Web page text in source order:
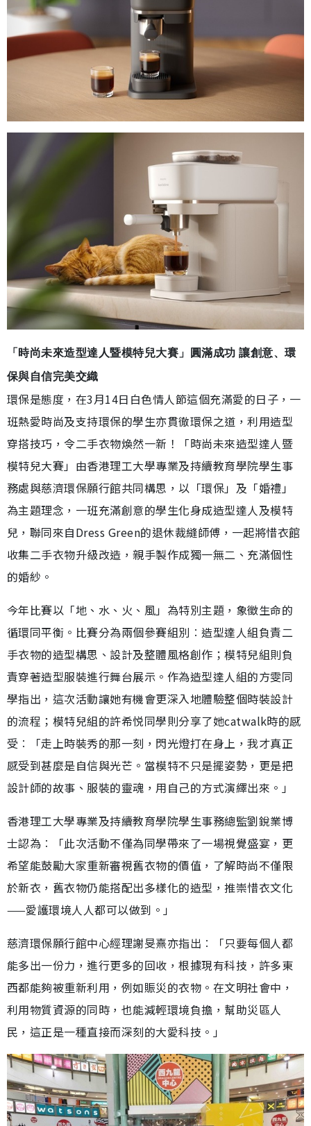
「時尚未來造型達人暨模特兒大賽」圓滿成功 讓創意、環
保與自信完美交織
環保是態度，在3月14日白色情人節這個充滿愛的日子，一
班熱愛時尚及支持環保的學生亦貫徹環保之道，利用造型
穿搭技巧，令二手衣物煥然一新！「時尚未來造型達人暨
模特兒大賽」由香港理工大學專業及持續教育學院學生事
務處與慈濟環保願行館共同構思，以「環保」及「婚禮」
為主題理念，一班充滿創意的學生化身成造型達人及模特
兒，聯同來自Dress Green的退休裁縫師傅，一起將惜衣館
收集二手衣物升級改造，親手製作成獨一無二、充滿個性
的婚紗。
今年比賽以「地、水、火、風」為特別主題，象徵生命的
循環同平衡。比賽分為兩個參賽組別︰造型達人組負責二
手衣物的造型構思、設計及整體風格創作；模特兒組則負
責穿著造型服裝進行舞台展示。作為造型達人組的方雯同
學指出，這次活動讓她有機會更深入地體驗整個時裝設計
的流程；模特兒組的許希悦同學則分享了她catwalk時的感
受︰「走上時裝秀的那一刻，閃光燈打在身上，我才真正
感受到甚麼是自信與光芒。當模特不只是擺姿勢，更是把
設計師的故事、服裝的靈魂，用自己的方式演繹出來。」
香港理工大學專業及持續教育學院學生事務總監劉銳業博
士認為︰「此次活動不僅為同學帶來了一場視覺盛宴，更
希望能鼓勵大家重新審視舊衣物的價值，了解時尚不僅限
於新衣，舊衣物仍能搭配出多樣化的造型，推崇惜衣文化
——愛護環境人人都可以做到。」
慈濟環保願行館中心經理謝旻熹亦指出︰「只要每個人都
能多出一份力，進行更多的回收，根據現有科技，許多東
西都能夠被重新利用，例如賑災的衣物。在文明社會中，
利用物質資源的同時，也能減輕環境負擔，幫助災區人
民，這正是一種直接而深刻的大愛科技。」